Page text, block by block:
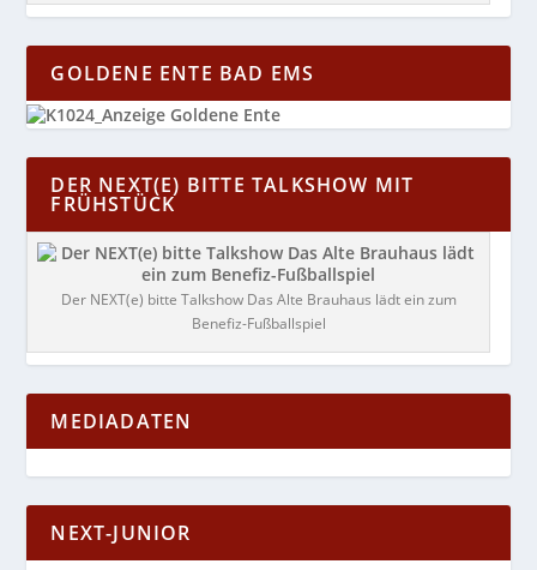
GOLDENE ENTE BAD EMS
DER NEXT(E) BITTE TALKSHOW MIT
FRÜHSTÜCK
Der NEXT(e) bitte Talkshow Das Alte Brauhaus lädt ein zum
Benefiz-Fußballspiel
MEDIADATEN
NEXT-JUNIOR